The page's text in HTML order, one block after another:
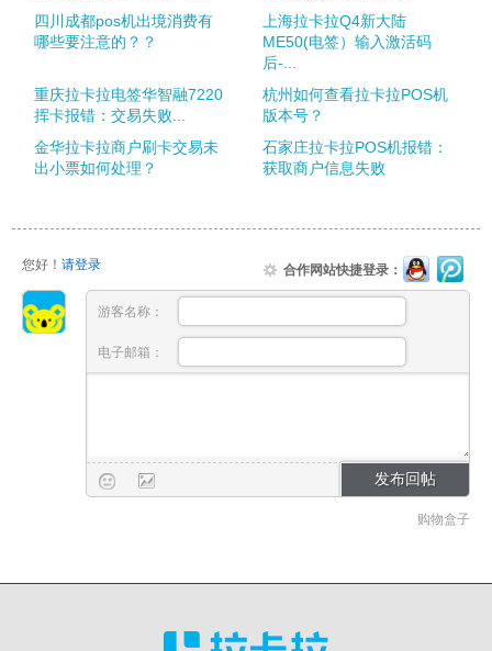
四川成都pos机出境消费有
哪些要注意的？？
上海拉卡拉Q4新大陆
ME50(电签）输入激活码
后-...
重庆拉卡拉电签华智融7220
挥卡报错：交易失败...
杭州如何查看拉卡拉POS机
版本号？
金华拉卡拉商户刷卡交易未
出小票如何处理？
石家庄拉卡拉POS机报错：
获取商户信息失败
您好！ 请登录 合作网站快捷登录：
游客名称：
电子邮箱：
购物盒子